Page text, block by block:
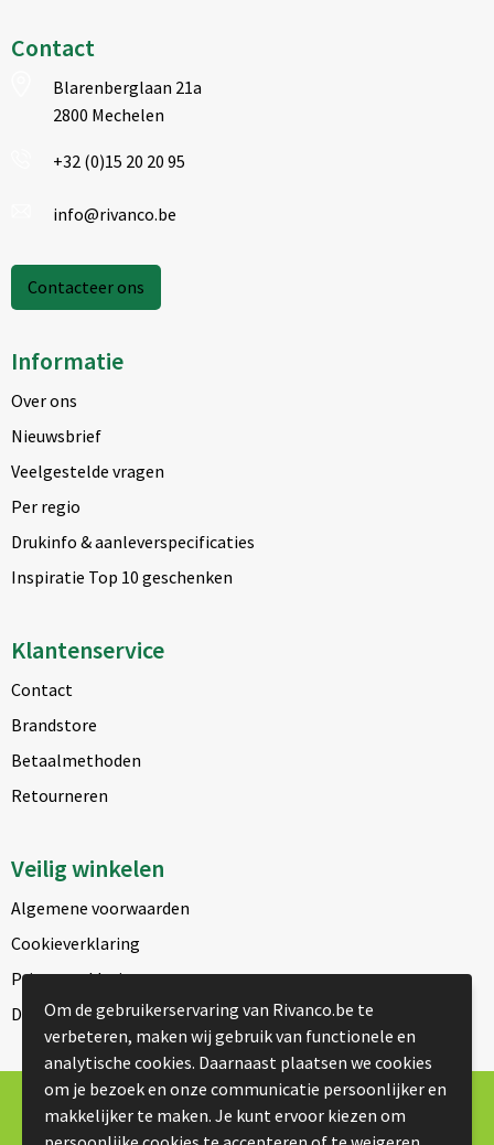
Contact
Blarenberglaan 21a
2800 Mechelen
+32 (0)15 20 20 95
info@rivanco.be
Contacteer ons
Informatie
Over ons
Nieuwsbrief
Veelgestelde vragen
Per regio
Drukinfo & aanleverspecificaties
Inspiratie Top 10 geschenken
Klantenservice
Contact
Brandstore
Betaalmethoden
Retourneren
Veilig winkelen
Algemene voorwaarden
Cookieverklaring
Privacyverklaring
Disclaimer
© Copyright Rivanco 2026
Om de gebruikerservaring van Rivanco.be te
verbeteren, maken wij gebruik van functionele en
analytische cookies. Daarnaast plaatsen we cookies
om je bezoek en onze communicatie persoonlijker en
makkelijker te maken. Je kunt ervoor kiezen om